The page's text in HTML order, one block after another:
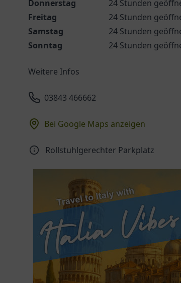
Donnerstag
24 Stunden
Freitag
24 Stunden
Samstag
24 Stunden
Sonntag
24 Stunden
Weitere Infos
03843 466662
Bei Google Maps anzeigen
Rollstuhlgerechter Parkplatz